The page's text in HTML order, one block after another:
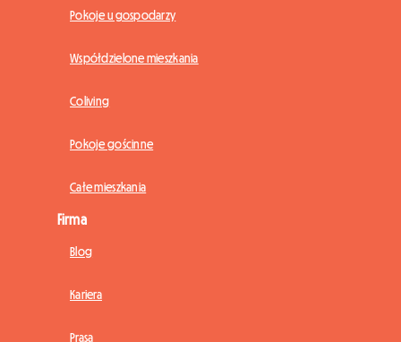
Pokoje u gospodarzy
Współdzielone mieszkania
Coliving
Pokoje gościnne
Całe mieszkania
Firma
Blog
Kariera
Prasa